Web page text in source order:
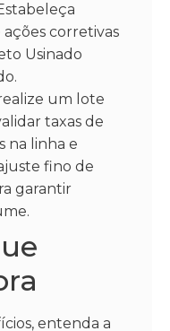
corretivas
Usinado
um lote
taxas de
na linha e
fino de
garantir
entenda a